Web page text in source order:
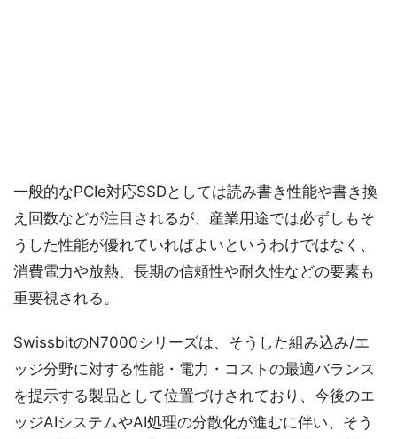
一般的なPCIe対応SSDとしては読み書き性能や書き換
え回数などが注目されるが、産業用途では必ずしもそ
うした性能が優れていればよいというわけではなく、
消費電力や放熱、長期の信頼性や耐久性などの要素も
重要視される。
SwissbitのN7000シリーズは、そうした組み込み/エ
ッジ分野に対する性能・電力・コストの最適バランス
を提示する製品として位置づけされており、今後のエ
ッジAIシステムやAI処理の分散化が進むに伴い、そう